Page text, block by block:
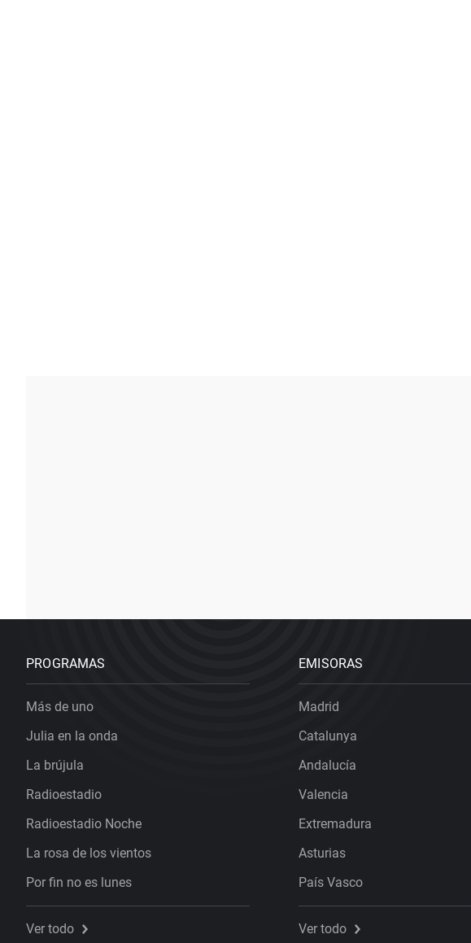
PROGRAMAS
Más de uno
Julia en la onda
La brújula
Radioestadio
Radioestadio Noche
La rosa de los vientos
Por fin no es lunes
Ver todo
EMISORAS
Madrid
Catalunya
Andalucía
Valencia
Extremadura
Asturias
País Vasco
Ver todo